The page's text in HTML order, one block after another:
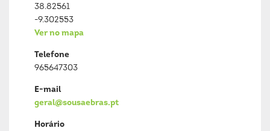
38.82561
-9.302553
Ver no mapa
Telefone
965647303
E-mail
geral@sousaebras.pt
Horário